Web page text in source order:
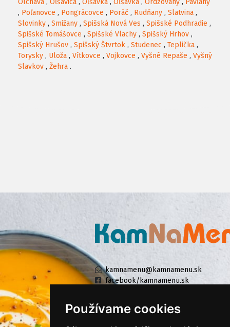
Používame cookies
Olcnava , Oľšavica , Oľšavka , Oľšavka , Ordzovany , Pavľany
, Poľanovce , Pongrácovce , Poráč , Rudňany , Slatvina ,
Slovinky , Smižany , Spišská Nová Ves , Spišské Podhradie ,
Spišské Tomášovce , Spišské Vlachy , Spišský Hrhov ,
Spišský Hrušov , Spišský Štvrtok , Studenec , Teplička ,
Torysky , Uloža , Vítkovce , Vojkovce , Vyšné Repaše , Vyšný
Slavkov , Žehra .
kamnamenu@kamnamenu.sk
facebook/kamnamenu.sk